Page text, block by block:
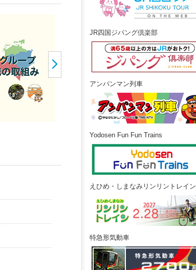
JR四国ジパング倶楽部
アンパンマン列車
Yodosen Fun Fun Trains
えひめ・しまなみリンリントレイン
特急形気動車